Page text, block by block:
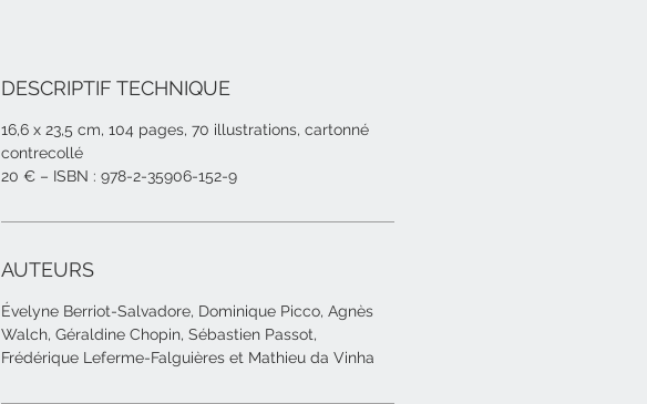
DESCRIPTIF TECHNIQUE
16,6 x 23,5 cm, 104 pages, 70 illustrations, cartonné
contrecollé
20 € – ISBN : 978-2-35906-152-9
AUTEURS
Évelyne Berriot-Salvadore, Dominique Picco, Agnès
Walch, Géraldine Chopin, Sébastien Passot,
Frédérique Leferme-Falguières et Mathieu da Vinha